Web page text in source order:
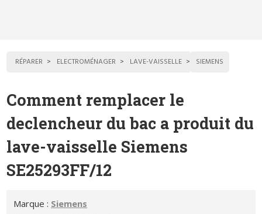
RÉPARER ELECTROMÉNAGER LAVE-VAISSELLE SIEMENS
Comment remplacer le
declencheur du bac a produit du
lave-vaisselle Siemens
SE25293FF/12
Marque : Siemens